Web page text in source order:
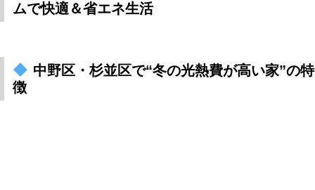
ムで快適＆省エネ生活
中野区・杉並区で“冬の光熱費が高い家”の特
徴